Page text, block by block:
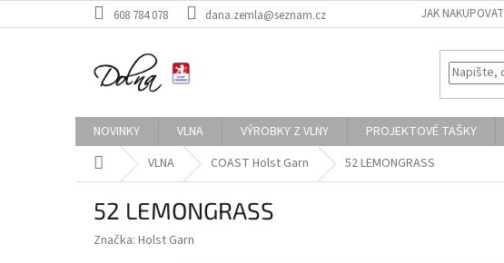
na
608 784 078 dana.zemla@seznam.cz JAK NAKUPOVAT
NOVINKY VLNA VÝROBKY Z VLNY PROJEKTOVÉ TAŠKY
Domů VLNA COAST Holst Garn 52 LEMONGRASS
52 LEMONGRASS
Značka: Holst Garn